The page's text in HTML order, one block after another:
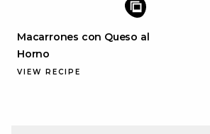
Macarrones con Queso al
Horno
VIEW RECIPE